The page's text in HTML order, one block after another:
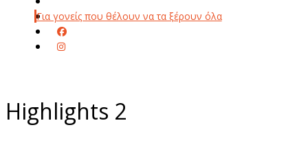
Για γονείς που θέλουν να τα ξέρουν όλα
Highlights 2